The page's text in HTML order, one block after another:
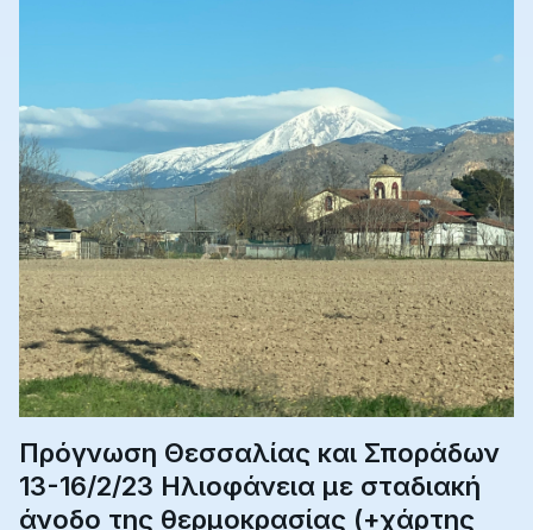
Πρόγνωση Θεσσαλίας και Σποράδων
13-16/2/23 Ηλιοφάνεια με σταδιακή
άνοδο της θερμοκρασίας (+χάρτης